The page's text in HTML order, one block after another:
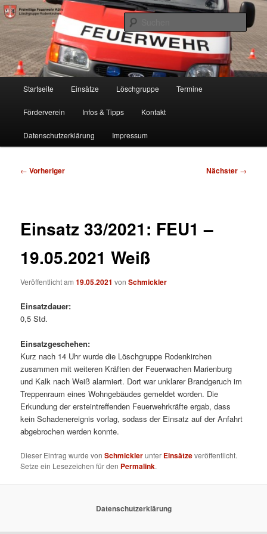
Zum
primären
Inhalt
springenFF Köln, LG RD
Freiwillige Feuerwehr Köln, Löschgruppe Rodenkirchen
Startseite Einsätze Löschgruppe Termine
Förderverein Infos & Tipps Kontakt
Datenschutzerklärung Impressum
Beitragsnavigation
← Vorheriger Nächster →
Einsatz 33/2021: FEU1 –
19.05.2021 Weiß
Veröffentlicht am19.05.2021 vonSchmickler
Einsatzdauer:
0,5 Std.
Einsatzgeschehen:
Kurz nach 14 Uhr wurde die Löschgruppe Rodenkirchen
zusammen mit weiteren Kräften der Feuerwachen Marienburg
und Kalk nach Weiß alarmiert. Dort war unklarer Brandgeruch im
Treppenraum eines Wohngebäudes gemeldet worden. Die
Erkundung der ersteintreffenden Feuerwehrkräfte ergab, dass
kein Schadenereignis vorlag, sodass der Einsatz auf der Anfahrt
abgebrochen werden konnte.
Dieser Eintrag wurde vonSchmicklerunter Einsätzeveröffentlicht.
Setze ein Lesezeichen für den Permalink.
Datenschutzerklärung